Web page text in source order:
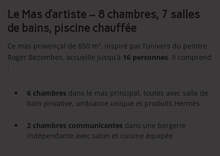
Le Mas d’artiste – 8 chambres, 7 salles
de bains, piscine chauffée
Ce mas provençal de 650 m², inspiré par l’univers du peintre
Roger Bezombes, accueille jusqu’à 16 personnes. Il comprend
:
6 chambres dans le mas principal, toutes avec salle de
bain privative, ambiance unique et produits Hermès
2 chambres communicantes dans une bergerie
indépendante avec salon et cuisine équipée